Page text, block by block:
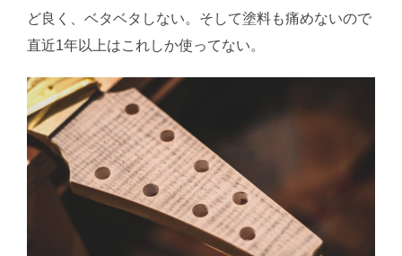
ど良く、ベタベタしない。そして塗料も痛めないので
直近1年以上はこれしか使ってない。